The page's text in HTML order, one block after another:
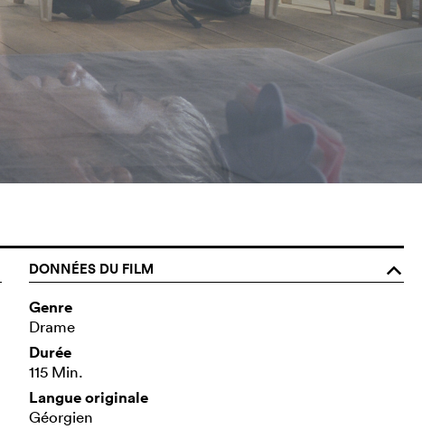
DONNÉES DU FILM
o
Genre
Drame
Durée
115 Min.
Langue originale
Géorgien